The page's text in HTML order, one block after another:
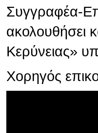
Συγγραφέα-
ακολουθήσει
Κερύνειας»
Χορηγός